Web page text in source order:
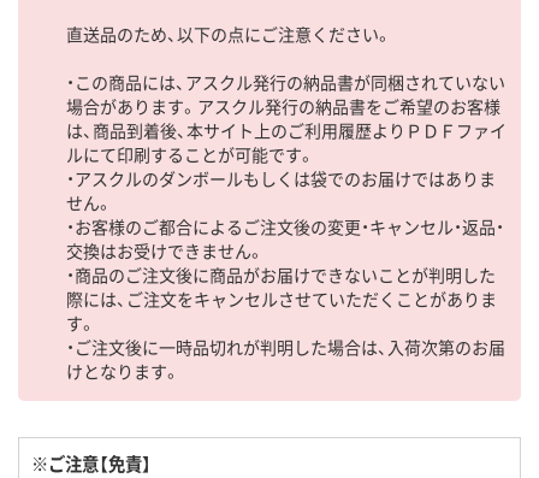
直送品のため、以下の点にご注意ください。
・この商品には、アスクル発行の納品書が同梱されていない
場合があります。アスクル発行の納品書をご希望のお客様
は、商品到着後、本サイト上のご利用履歴よりＰＤＦファイ
ルにて印刷することが可能です。
・アスクルのダンボールもしくは袋でのお届けではありま
せん。
・お客様のご都合によるご注文後の変更・キャンセル・返品・
交換はお受けできません。
・商品のご注文後に商品がお届けできないことが判明した
際には、ご注文をキャンセルさせていただくことがありま
す。
・ご注文後に一時品切れが判明した場合は、入荷次第のお届
けとなります。
※ご注意【免責】